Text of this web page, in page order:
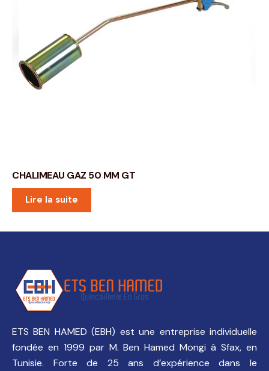
CHALIMEAU GAZ 50 MM GT
Lire la suite
ETS BEN HAMED (EBH) est une entreprise individuelle
fondée en 1999 par M. Ben Hamed Mongi à Sfax, en
Tunisie. Forte de 25 ans d’expérience dans le